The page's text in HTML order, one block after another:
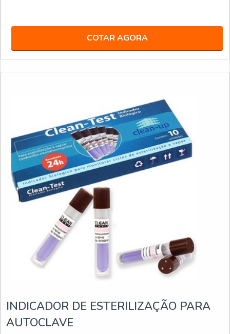
COTAR AGORA
INDICADOR DE ESTERILIZAÇÃO PARA
AUTOCLAVE